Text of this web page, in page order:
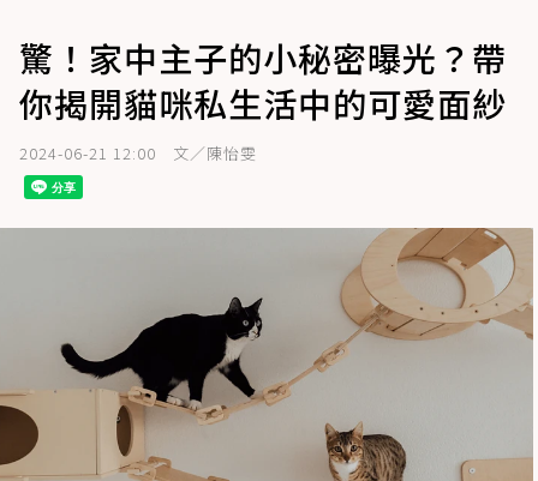
驚！家中主子的小秘密曝光？帶
你揭開貓咪私生活中的可愛面紗
2024-06-21 12:00 文／陳怡雯